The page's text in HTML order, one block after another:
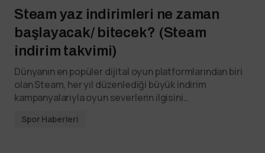
Steam yaz indirimleri ne zaman
başlayacak/ bitecek? (Steam
indirim takvimi)
Dünyanın en popüler dijital oyun platformlarından biri
olan Steam, her yıl düzenlediği büyük indirim
kampanyalarıyla oyun severlerin ilgisini…
Spor Haberleri